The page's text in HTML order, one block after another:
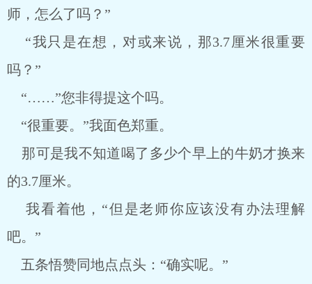
师，怎么了吗？”
“我只是在想，对或来说，那3.7厘米很重要
吗？”
“……”您非得提这个吗。
“很重要。”我面色郑重。
那可是我不知道喝了多少个早上的牛奶才换来
的3.7厘米。
我看着他，“但是老师你应该没有办法理解
吧。”
五条悟赞同地点点头：“确实呢。”